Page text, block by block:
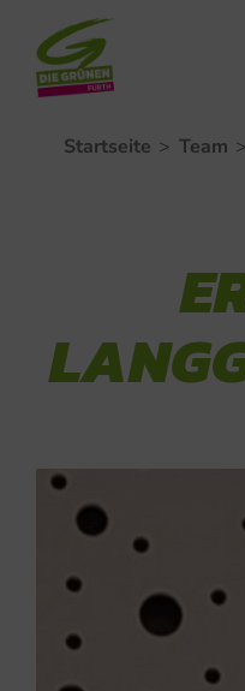
Startseite > Team >